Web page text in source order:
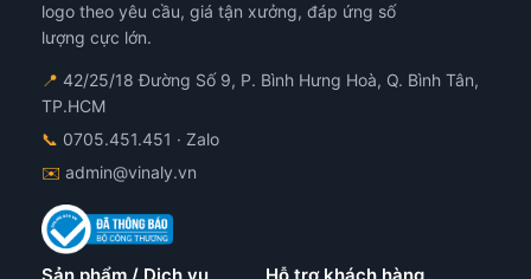
logo theo yêu cầu, giá tận xưởng, đáp ứng số
lượng cực lớn.
📍 42/25/18 Đường Số 9, P. Bình Hưng Hoà, Q. Bình Tân,
TP.HCM
📞 0705.451.451 · Zalo
✉️ admin@vinaly.vn